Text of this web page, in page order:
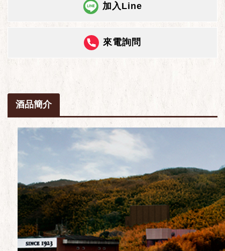
加入Line
來電詢問
酒品簡介